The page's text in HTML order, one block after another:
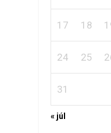
17 18
24 25
31
« júl